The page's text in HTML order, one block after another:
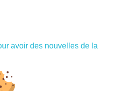
avoir des nouvelles de la